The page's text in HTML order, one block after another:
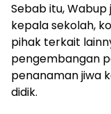
Sebab itu,
kepala sekolah,
pihak terkait
pengembangan
penanaman jiwa
didik.